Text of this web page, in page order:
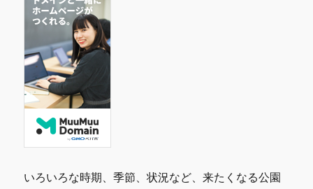
いろいろな時期、季節、状況など、来たくなる公園